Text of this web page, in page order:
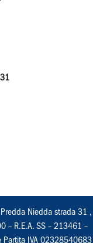
Niedda strada 31 ,
– R.E.A. SS – 213461 –
Partita IVA 02328540683